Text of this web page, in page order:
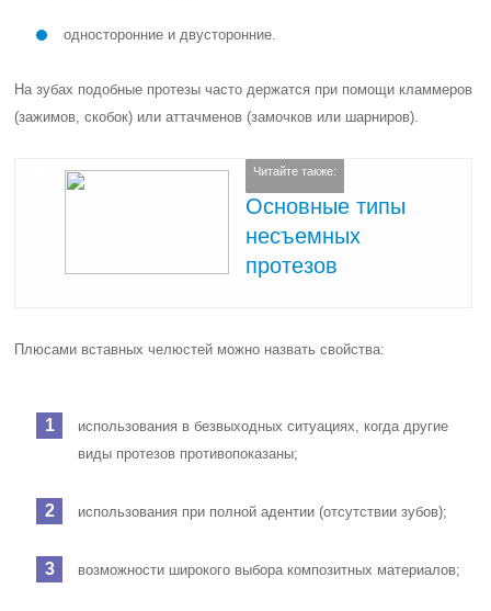
односторонние и двусторонние.
На зубах подобные протезы часто держатся при помощи кламмеров
(зажимов, скобок) или аттачменов (замочков или шарниров).
Читайте также:
Основные типы
несъемных
протезов
Плюсами вставных челюстей можно назвать свойства:
использования в безвыходных ситуациях, когда другие
виды протезов противопоказаны;
использования при полной адентии (отсутствии зубов);
возможности широкого выбора композитных материалов;